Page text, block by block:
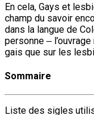
En cela, Gays et
champ du savoir
dans la langue de
personne ‒
gais que sur les
Sommaire
Liste des sigles